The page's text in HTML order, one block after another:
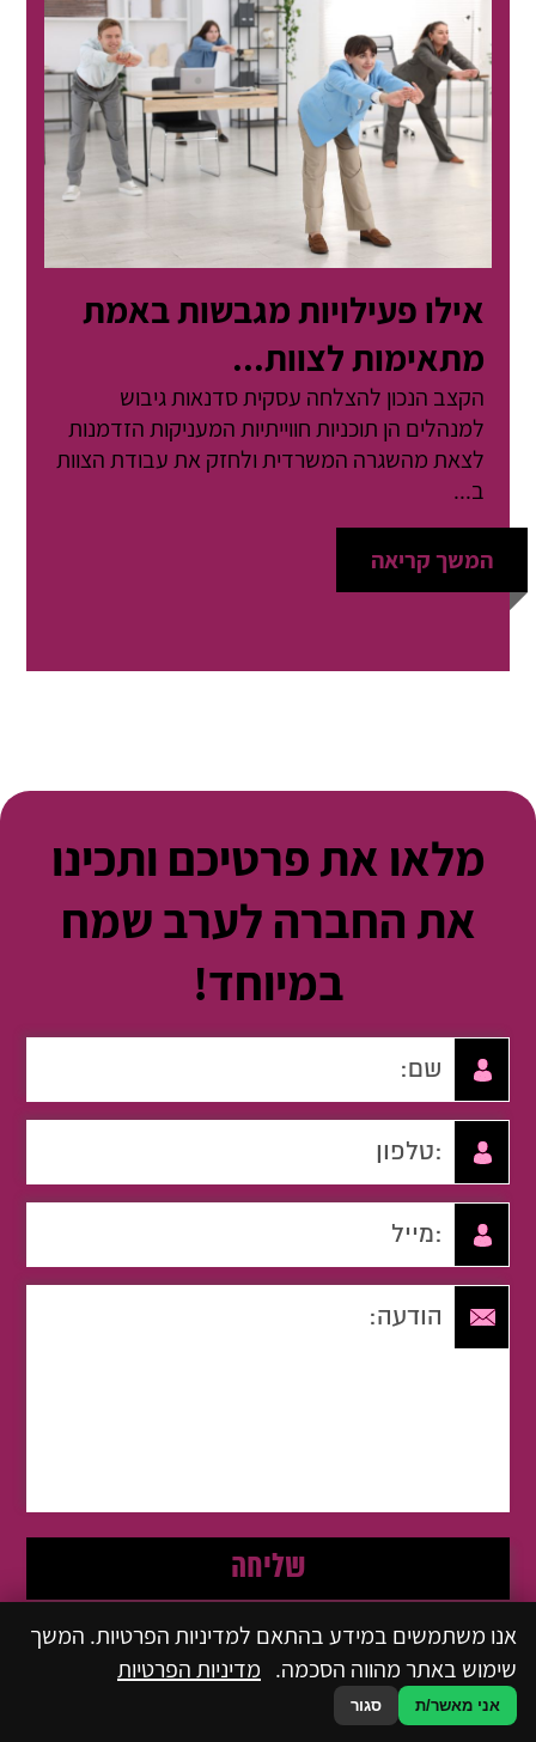
אילו פעילויות מגבשות באמת
מתאימות לצוות...
הקצב הנכון להצלחה עסקית סדנאות גיבוש
למנהלים הן תוכניות חווייתיות המעניקות הזדמנות
לצאת מהשגרה המשרדית ולחזק את עבודת הצוות
ב...
המשך קריאה
מלאו את פרטיכם ותכינו
את החברה לערב שמח
במיוחד!
מדיניות הפרטיות
המידע לצורך טיפול בפנייתי (חובה)
אנו משתמשים במידע בהתאם למדיניות הפרטיות. המשך
שימוש באתר מהווה הסכמה. מדיניות הפרטיות
אני מאשר/ת סגור